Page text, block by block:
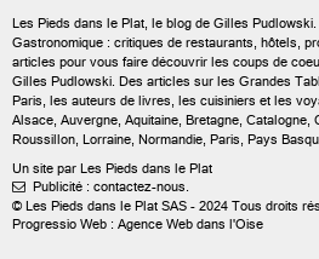
Les Pieds dans le Plat, le blog de Gilles Pudlowski
Gastronomique : critiques de restaurants, hôtels,
articles pour vous faire découvrir les coups de
Gilles Pudlowski. Des articles sur les Grandes
Paris, les auteurs de livres, les cuisiniers et les
Alsace, Auvergne, Aquitaine, Bretagne, Catalogne,
Roussillon, Lorraine, Normandie, Paris, Pays
Un site par Les Pieds dans le Plat
 Publicité : contactez-nous.
© Les Pieds dans le Plat SAS - 2024 Tous droits
Progressio Web : Agence Web dans l'Oise